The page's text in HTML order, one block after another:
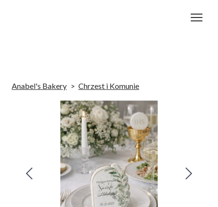
Anabel's Bakery Chrzest i Komunie